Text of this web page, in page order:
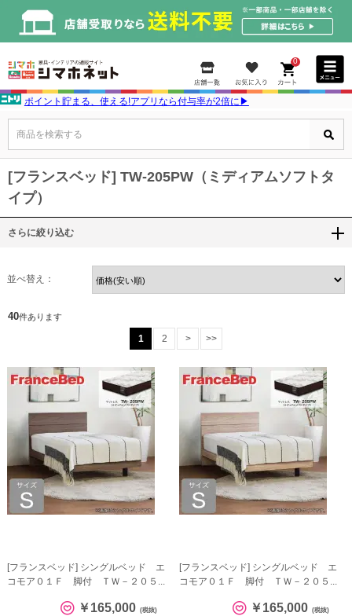
0
ポイント貯まる、使える!アプリなら付与率が2倍に▶
商品を検索する
[フランスベッド] TW-205PW（ミディアムソフトタ
イプ）
さらに絞り込む
並べ替え：
40件あります
1 2 > >>
[フランスベッド] シングルベッド エ
コモア０１Ｆ 脚付 ＴＷ－２０５...
￥165,000 (税抜)
[フランスベッド] シングルベッド エ
コモア０１Ｆ 脚付 ＴＷ－２０５...
￥165,000 (税抜)